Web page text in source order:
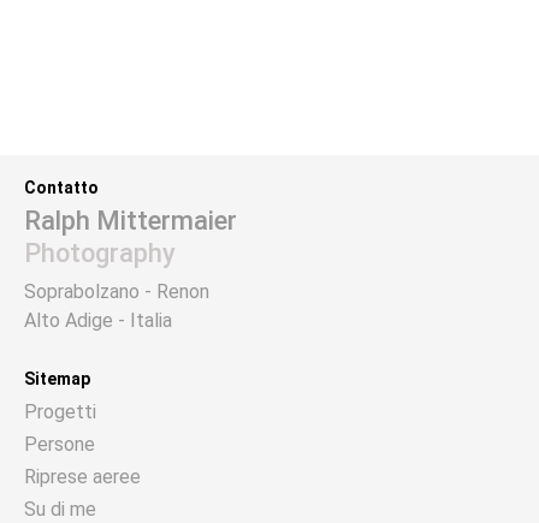
Contatto
Ralph Mittermaier
Photography
Soprabolzano - Renon
Alto Adige - Italia
Sitemap
Progetti
Persone
Riprese aeree
Su di me